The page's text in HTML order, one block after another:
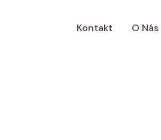
Kontakt O Nás